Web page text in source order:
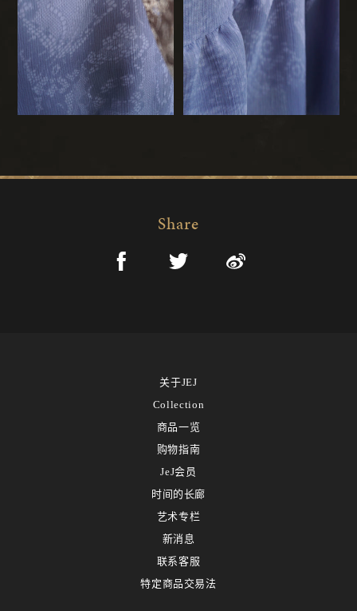
Share
关于JEJ
Collection
商品一览
购物指南
JeJ会员
时间的长廊
艺术专栏
新消息
联系客服
特定商品交易法